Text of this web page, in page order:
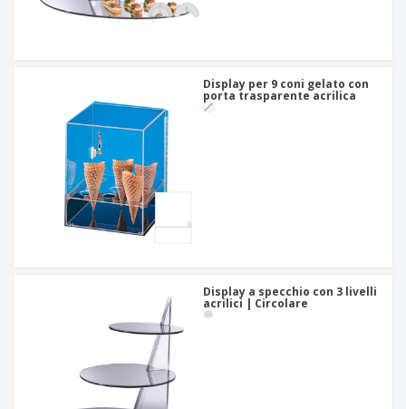
Display per 9 coni gelato con
porta trasparente acrilica
Display a specchio con 3 livelli
acrilici | Circolare